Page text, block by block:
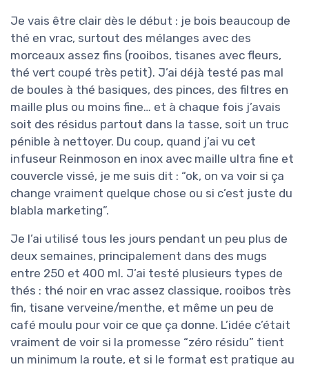
Je vais être clair dès le début : je bois beaucoup de
thé en vrac, surtout des mélanges avec des
morceaux assez fins (rooibos, tisanes avec fleurs,
thé vert coupé très petit). J’ai déjà testé pas mal
de boules à thé basiques, des pinces, des filtres en
maille plus ou moins fine… et à chaque fois j’avais
soit des résidus partout dans la tasse, soit un truc
pénible à nettoyer. Du coup, quand j’ai vu cet
infuseur Reinmoson en inox avec maille ultra fine et
couvercle vissé, je me suis dit : “ok, on va voir si ça
change vraiment quelque chose ou si c’est juste du
blabla marketing”.
Je l’ai utilisé tous les jours pendant un peu plus de
deux semaines, principalement dans des mugs
entre 250 et 400 ml. J’ai testé plusieurs types de
thés : thé noir en vrac assez classique, rooibos très
fin, tisane verveine/menthe, et même un peu de
café moulu pour voir ce que ça donne. L’idée c’était
vraiment de voir si la promesse “zéro résidu” tient
un minimum la route, et si le format est pratique au